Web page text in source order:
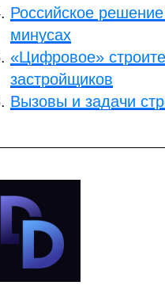
Российское
минусах
«Цифровое»
застройщиков
Вызовы и задачи